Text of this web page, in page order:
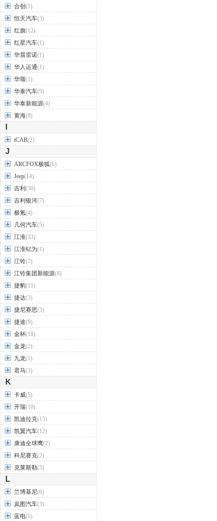
合创 (1)
恒天汽车(3)
红旗(12)
红星汽车(1)
华晨雷诺(1)
华人运通(1)
华颂(1)
华泰汽车(9)
华泰新能源(4)
黄海(8)
iCAR(2)
J
ARCFOX极狐(6)
Jeep(14)
吉利 (30)
吉利银河(7)
极氪(4)
几何汽车(5)
江淮(33)
江淮钇为(1)
江铃(7)
江铃集团新能源(8)
捷豹(11)
捷达(3)
捷尼赛思(3)
捷途(9)
金杯(18)
金龙(2)
九龙(1)
君马(3)
K
卡威(5)
开瑞(10)
凯迪拉克(15)
凯翼汽车(12)
康迪全球鹰(2)
科尼赛克(2)
克莱斯勒(3)
L
兰博基尼(6)
岚图汽车(3)
蓝电(1)